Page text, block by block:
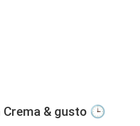
Crema & gusto 🕒